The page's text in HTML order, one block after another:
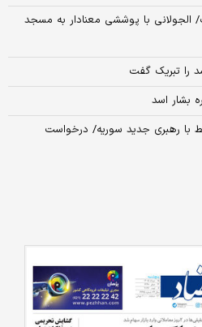
با پوششی معنادار به مسجد
را تبریک گفت
بشار اسد
با رهبری جدید سوریه/ درخواست